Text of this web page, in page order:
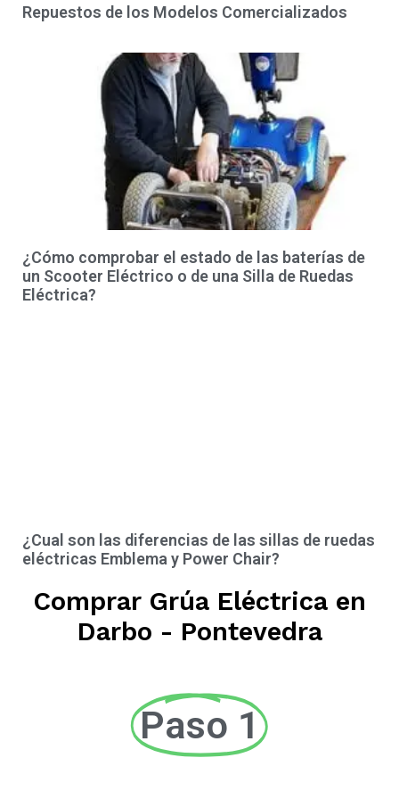
Repuestos de los Modelos Comercializados
¿Cómo comprobar el estado de las baterías de
un Scooter Eléctrico o de una Silla de Ruedas
Eléctrica?
¿Cual son las diferencias de las sillas de ruedas
eléctricas Emblema y Power Chair?
Comprar Grúa Eléctrica en
Darbo - Pontevedra
Paso 1